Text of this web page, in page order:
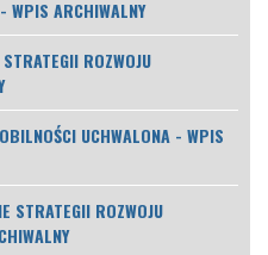
WPIS ARCHIWALNY
ROZWOJU
UCHWALONA - WPIS
STRATEGII ROZWOJU